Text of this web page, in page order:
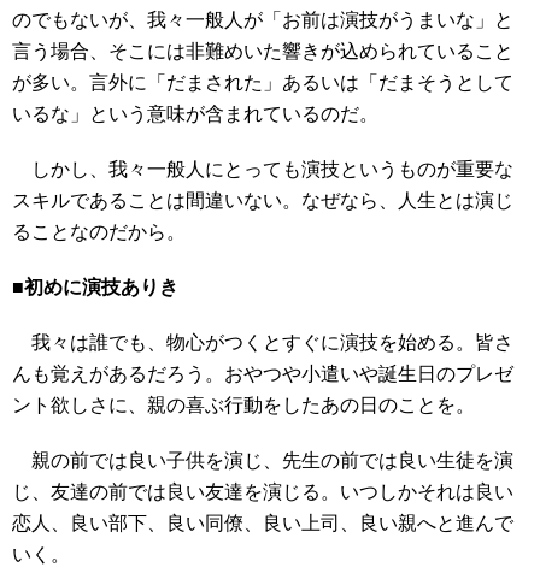
のでもないが、我々一般人が「お前は演技がうまいな」と
言う場合、そこには非難めいた響きが込められていること
が多い。言外に「だまされた」あるいは「だまそうとして
いるな」という意味が含まれているのだ。
しかし、我々一般人にとっても演技というものが重要な
スキルであることは間違いない。なぜなら、人生とは演じ
ることなのだから。
■初めに演技ありき
我々は誰でも、物心がつくとすぐに演技を始める。皆さ
んも覚えがあるだろう。おやつや小遣いや誕生日のプレゼ
ント欲しさに、親の喜ぶ行動をしたあの日のことを。
親の前では良い子供を演じ、先生の前では良い生徒を演
じ、友達の前では良い友達を演じる。いつしかそれは良い
恋人、良い部下、良い同僚、良い上司、良い親へと進んで
いく。